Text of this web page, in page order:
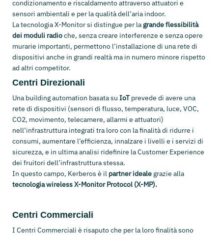
condizionamento e riscaldamento attraverso attuatori e
sensori ambientali e per la qualità dell’aria indoor.
La tecnologia X-Monitor si distingue per la grande flessibilità
dei moduli radioche, senza creare interferenze e senza opere
murarie importanti, permettono l’installazione di una rete di
dispositivi anche in grandi realtà ma in numero minore rispetto
ad altri competitor.
Centri Direzionali
Una building automation basata su IoTprevede di avere una
rete di dispositivi (sensori di flusso, temperatura, luce, VOC,
CO2, movimento, telecamere, allarmi e attuatori)
nell’infrastruttura integrati tra loro con la finalità di ridurre i
consumi, aumentare l’efficienza, innalzare i livelli e i servizi di
sicurezza, e in ultima analisi ridefinire la Customer Experience
dei fruitori dell’infrastruttura stessa.
In questo campo, Kerberos è il partner ideale grazie alla
tecnologia wireless X-Monitor Protocol (X-MP).
Centri Commerciali
I Centri Commerciali è risaputo che per la loro finalità sono